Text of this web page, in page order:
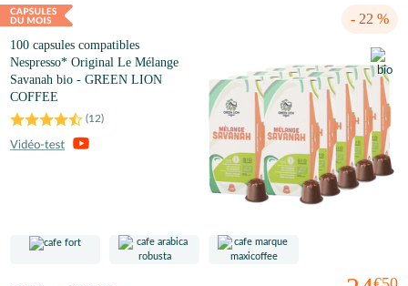
- 22 %
100 capsules compatibles
Nespresso* Original Le Mélange
Savanah bio - GREEN LION
COFFEE
(12)